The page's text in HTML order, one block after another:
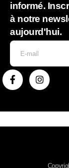
informé.
à notre
aujourd'hui.